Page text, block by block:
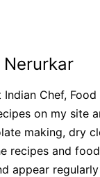
Nerurkar
Indian Chef,
on my site
making, dry
recipes and
appear